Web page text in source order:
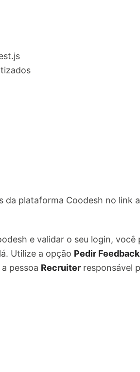
da plataforma Coodesh no link
e validar o seu login,
Utilize a opção Pedir Feedback
pessoa Recruiter responsável